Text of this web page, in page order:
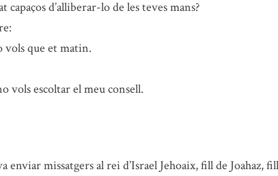
d’alliberar-lo de les teves mans?
vols que et matin.
vols escoltar el meu consell.
enviar missatgers al rei d’Israel Jehoaix, fill de Joahaz,